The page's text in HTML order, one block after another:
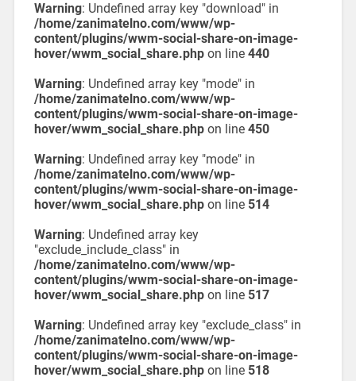
Warning: Undefined array key "download" in
/home/zanimatelno.com/www/wp-
content/plugins/wwm-social-share-on-image-
hover/wwm_social_share.phpon line 440
Warning: Undefined array key "mode" in
/home/zanimatelno.com/www/wp-
content/plugins/wwm-social-share-on-image-
hover/wwm_social_share.phpon line 450
Warning: Undefined array key "mode" in
/home/zanimatelno.com/www/wp-
content/plugins/wwm-social-share-on-image-
hover/wwm_social_share.phpon line 514
Warning: Undefined array key
"exclude_include_class" in
/home/zanimatelno.com/www/wp-
content/plugins/wwm-social-share-on-image-
hover/wwm_social_share.phpon line 517
Warning: Undefined array key "exclude_class" in
/home/zanimatelno.com/www/wp-
content/plugins/wwm-social-share-on-image-
hover/wwm_social_share.phpon line 518